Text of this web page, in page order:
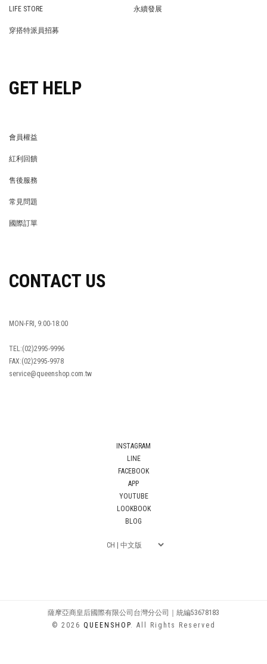
LIFE STORE
永續發展
穿搭特派員招募
GET HELP
會員權益
紅利回饋
售後服務
常見問題
國際訂單
CONTACT US
MON-FRI, 9:00-18:00
TEL:(02)2995-9996
FAX:(02)2995-9978
service@queenshop.com.tw
INSTAGRAM
LINE
FACEBOOK
APP
YOUTUBE
LOOKBOOK
BLOG
薩摩亞商皇后國際有限公司台灣分公司｜統編53678183
© 2026 QUEENSHOP. All Rights Reserved